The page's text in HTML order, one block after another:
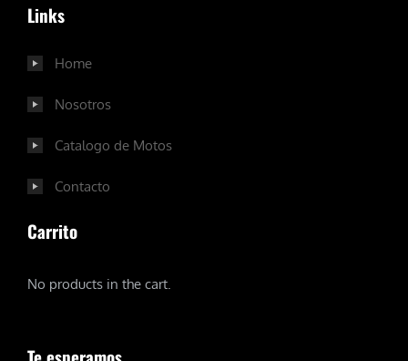
Links
Home
Nosotros
Catalogo de Motos
Contacto
Carrito
No products in the cart.